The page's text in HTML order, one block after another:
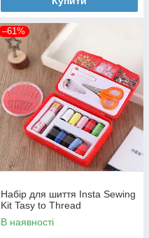
–61%
Набір для шиття Insta Sewing
Kit Tasy to Thread
В наявності